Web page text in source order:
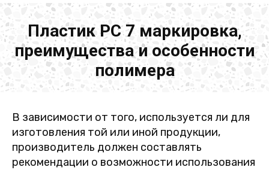
Пластик PC 7 маркировка,
преимущества и особенности
полимера
В зависимости от того, используется ли для
изготовления той или иной продукции,
производитель должен составлять
рекомендации о возможности использования